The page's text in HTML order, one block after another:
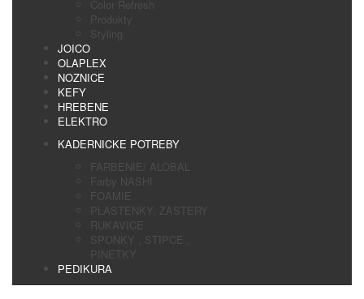
Color Refresh
Produkty
Styling
JOICO
OLAPLEX
NOZNICE
KEFY
HREBENE
ELEKTRO
KADERNICKE POTREBY
FARBENIE/ ALOBAL
Farby NASHI
FOAMIE
PLASTENKY, ZASTERY
RUKAVICE
SPONKY , STIPCE ,
PINETKY
PEDIKURA